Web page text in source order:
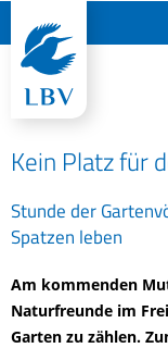
Kein Platz für
Stunde der
Spatzen leben
Am kommenden
Naturfreunde im
Garten zu zählen.